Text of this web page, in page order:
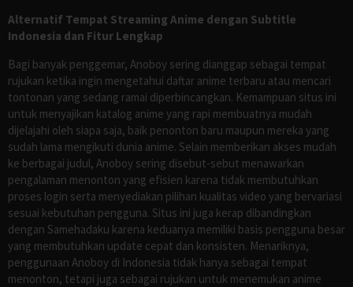
Alternatif Tempat Streaming Anime dengan Subtitle
Indonesia dan Fitur Lengkap
Bagi banyak penggemar, Anoboy sering dianggap sebagai tempat
rujukan ketika ingin mengetahui daftar anime terbaru atau mencari
tontonan yang sedang ramai diperbincangkan. Kemampuan situs ini
untuk menyajikan katalog anime yang rapi membuatnya mudah
dijelajahi oleh siapa saja, baik penonton baru maupun mereka yang
sudah lama mengikuti dunia anime. Selain memberikan akses mudah
ke berbagai judul, Anoboy sering disebut-sebut menawarkan
pengalaman menonton yang efisien karena tidak membutuhkan
proses login serta menyediakan pilihan kualitas video yang bervariasi
sesuai kebutuhan pengguna. Situs ini juga kerap dibandingkan
dengan Samehadaku karena keduanya memiliki basis pengguna besar
yang membutuhkan update cepat dan konsisten. Menariknya,
penggunaan Anoboy di Indonesia tidak hanya sebagai tempat
menonton, tetapi juga sebagai rujukan untuk menemukan anime